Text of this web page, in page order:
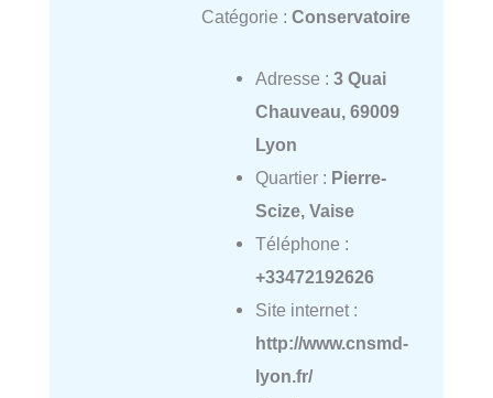
Catégorie : Conservatoire
Adresse : 3 Quai
Chauveau, 69009
Lyon
Quartier : Pierre-
Scize, Vaise
Téléphone :
+33472192626
Site internet :
http://www.cnsmd-
lyon.fr/